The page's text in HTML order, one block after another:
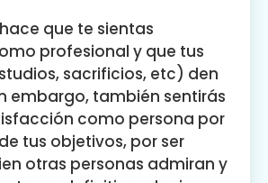
que te sientas
profesional y que tus
sacrificios, etc) den
embargo, también sentirás
como persona por
tus objetivos, por ser
otras personas admiran y